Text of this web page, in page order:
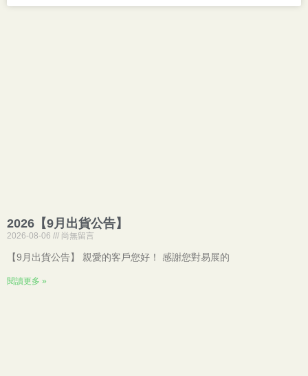
2026【9月出貨公告】
2026-08-06 尚無留言
【9月出貨公告】 親愛的客戶您好！ 感謝您對易展的
閱讀更多 »